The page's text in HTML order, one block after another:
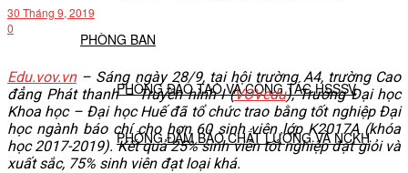
PHÒNG BAN
PHÒNG ĐÀO TẠO VÀ CÔNG TÁC HSSSV
PHÒNG ĐẢM BẢO CHẤT LƯỢNG VÀ NCKH
30 Tháng 9, 2019
0
Edu.vov.vn– Sáng ngày 28/9, tại hội trường A4,trường Cao
đẳng Phát thanh – Truyền hình I(VOVedu), Trường Đại học
Khoa học – Đại học Huế đã tổ chức trao bằng tốt nghiệp Đại
họcngành báo chí cho hơn 60 sinh viên lớp K2017A (khóa
học 2017-2019). Kết quả 25% sinh viên tốt nghiệp đạt giỏi và
xuất sắc, 75% sinh viên đạt loại khá.